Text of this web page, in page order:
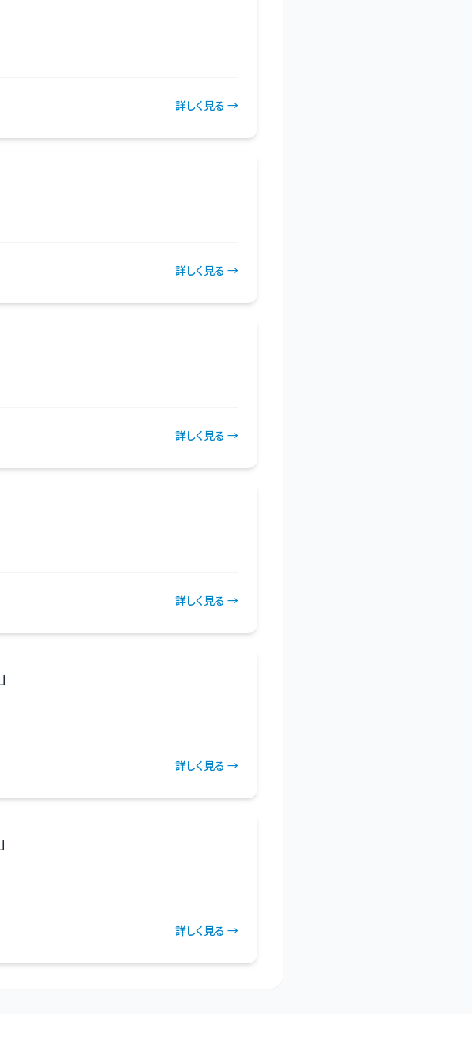
詳しく見る →
詳しく見る →
詳しく見る →
詳しく見る →
」
詳しく見る →
」
詳しく見る →